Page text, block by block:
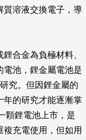
質溶液交換電子，導
合金為負極材料、
電池，鋰金屬電池是
究。但因鋰金屬的
年的研究才能逐漸掌
顆鋰電池上市，是
充電使用，但如用